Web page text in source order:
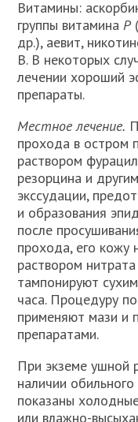
Витамины:
группы витаминаР
др.), аевит,
В. В некоторых
лечении хороший
препараты.
Местное лечение.
прохода в остром
раствором
резорцина и
экссудации,
и образования
после
прохода, его кожу
раствором
тампонируют
часа. Процедуру
применяют мази и
препаратами.
При экземе ушной
наличии
показаны
или влажно-